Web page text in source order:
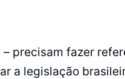
precisam fazer
a legislação